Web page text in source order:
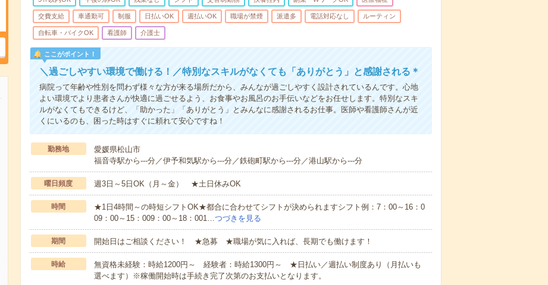
交費支給 車通勤可 制服 日払いOK 週払いOK 職場が禁煙 派遣多 電話対応なし ルーティン
自転車・バイクOK 看護師 介護士
ここがポイント！
＼過ごしやすい環境で働ける！／特別なスキルがなくても「ありがとう」と感謝される＊
病院って年齢や性別を問わず様々な方が来る場所だから、みんなが過ごしやすく設計されているんです。心地
よい環境でより患者さんが快適に過ごせるよう、お食事やお風呂のお手伝いなどをお任せします。特別なスキ
ルがなくてもできるけど、「助かった」「ありがとう」とみんなに感謝されるお仕事。医師や看護師さんが近
くにいるのも、困った時はすぐに頼れて安心ですね！
勤務地
愛媛県松山市
福音寺駅から---分／伊予和気駅から---分／鉄砲町駅から---分／港山駅から---分
曜日頻度 週3日～5日OK（月～金） ★土日休みOK
時間
★1日4時間～の時短シフトOK★都合に合わせてシフトが決められますシフト例：7：00～16：0
09：00～15：009：00～18：001…つづきを見る
期間 開始日はご相談ください！ ★急募 ★職場が気に入れば、長期でも働けます！
時給
無資格未経験：時給1200円～ 経験者：時給1300円～ ★日払い／週払い制度あり（月払いも
選べます）※稼働開始時は手続き完了次第のお支払いとなります。